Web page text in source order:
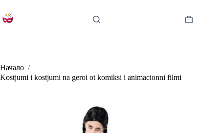
to
content
Shopping
Начало /
Kostjumi i kostjumi na geroi ot komiksi i animacionni filmi